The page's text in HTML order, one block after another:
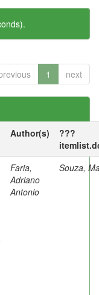
1 next
Author(s)
???
Faria,
Adriano
Antonio
Souza,